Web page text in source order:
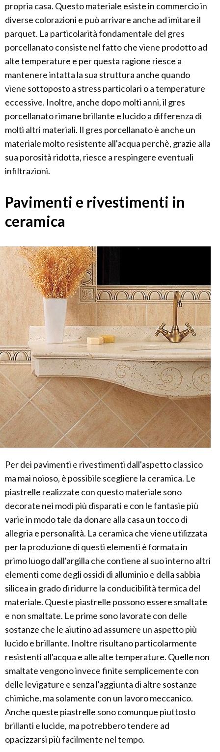
propria casa. Questo materiale esiste in commercio in
diverse colorazioni e può arrivare anche ad imitare il
parquet. La particolarità fondamentale del gres
porcellanato consiste nel fatto che viene prodotto ad
alte temperature e per questa ragione riesce a
mantenere intatta la sua struttura anche quando
viene sottoposto a stress particolari o a temperature
eccessive. Inoltre, anche dopo molti anni, il gres
porcellanato rimane brillante e lucido a differenza di
molti altri materiali. Il gres porcellanato è anche un
materiale molto resistente all'acqua perchè, grazie alla
sua porosità ridotta, riesce a respingere eventuali
infiltrazioni.
Pavimenti e rivestimenti in
ceramica
Per dei pavimenti e rivestimenti dall'aspetto classico
ma mai noioso, è possibile scegliere la ceramica. Le
piastrelle realizzate con questo materiale sono
decorate nei modi più disparati e con le fantasie più
varie in modo tale da donare alla casa un tocco di
allegria e personalità. La ceramica che viene utilizzata
per la produzione di questi elementi è formata in
primo luogo dall'argilla che contiene al suo interno altri
elementi come degli ossidi di alluminio e della sabbia
silicea in grado di ridurre la conducibilità termica del
materiale. Queste piastrelle possono essere smaltate
e non smaltate. Le prime sono lavorate con delle
sostanze che le aiutino ad assumere un aspetto più
lucido e brillante. Inoltre risultano particolarmente
resistenti all'acqua e alle alte temperature. Quelle non
smaltate vengono invece finite semplicemente con
delle levigature e senza l'aggiunta di altre sostanze
chimiche, ma solamente con un lavoro meccanico.
Anche queste piastrelle sono comunque piuttosto
brillanti e lucide, ma potrebbero tendere ad
opacizzarsi più facilmente nel tempo.